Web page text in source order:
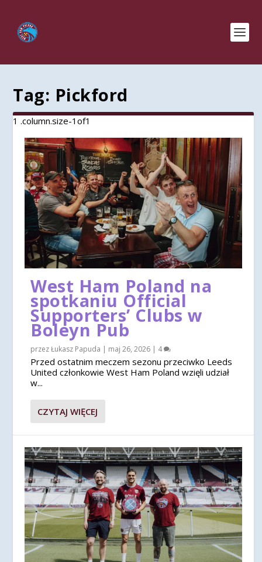
Tag: Pickford
West Ham Poland na
spotkaniu Official
Supporters’ Clubs w
Boleyn Pub
przezŁukasz Papuda | maj 26, 2026 | 4
Przed ostatnim meczem sezonu przeciwko Leeds
United członkowie West Ham Poland wzięli udział
w...
CZYTAJ WIĘCEJ